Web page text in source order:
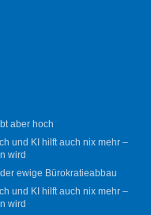
aber hoch
und KI hilft auch nix mehr –
wird
ewige Bürokratieabbau
und KI hilft auch nix mehr –
wird